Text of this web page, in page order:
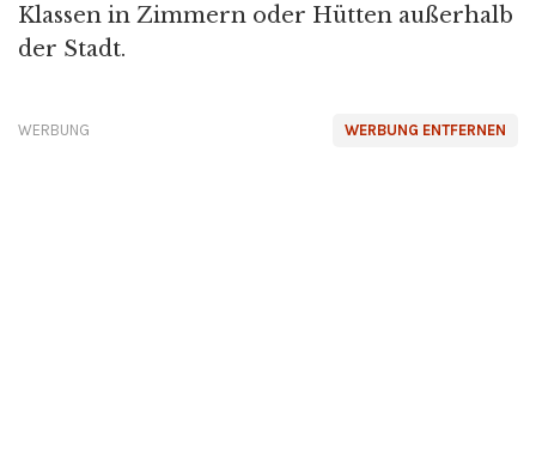
Klassen in Zimmern oder Hütten außerhalb
der Stadt.
WERBUNG ENTFERNEN
WERBUNG